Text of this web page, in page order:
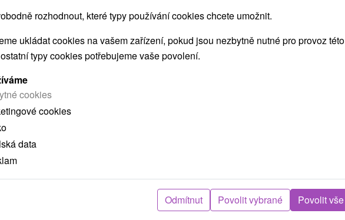
Piešťanech
Hotel Park ★
Piešťany
Piešťany
Komfortní ubytování, wellness, tichá a klidná
lokalita a jedinečný letní růžový sad naproti řece
rozhodnout, které typy používání cookies chcete umožnit.
ukládat cookies na vašem zařízení, pokud jsou nezbytně nutné pro provoz této
typy cookies potřebujeme vaše povolení.
cookies
cookies
data
Odmítnut Povolit vybrané Povolit vše